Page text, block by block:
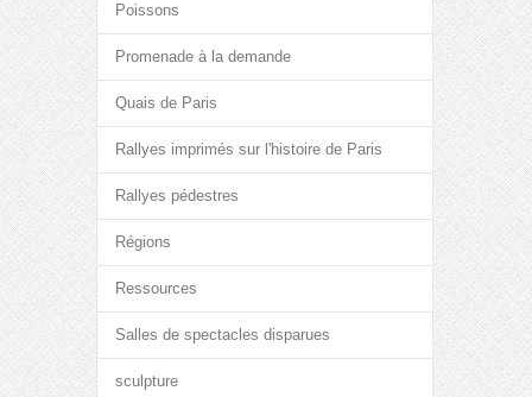
Poissons
Promenade à la demande
Quais de Paris
Rallyes imprimés sur l'histoire de Paris
Rallyes pédestres
Régions
Ressources
Salles de spectacles disparues
sculpture